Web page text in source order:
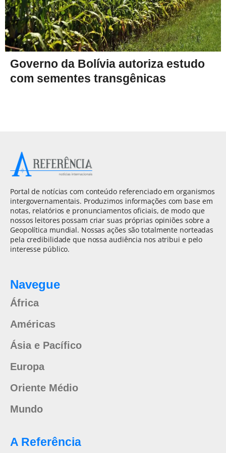
Governo da Bolívia autoriza estudo
com sementes transgênicas
Portal de notícias com conteúdo referenciado em organismos
intergovernamentais. Produzimos informações com base em
notas, relatórios e pronunciamentos oficiais, de modo que
nossos leitores possam criar suas próprias opiniões sobre a
Geopolítica mundial. Nossas ações são totalmente norteadas
pela credibilidade que nossa audiência nos atribui e pelo
interesse público.
Navegue
África
Américas
Ásia e Pacífico
Europa
Oriente Médio
Mundo
A Referência